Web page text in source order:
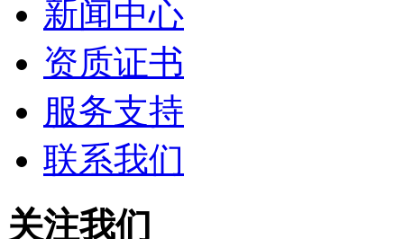
新闻中心
资质证书
服务支持
联系我们
关注我们